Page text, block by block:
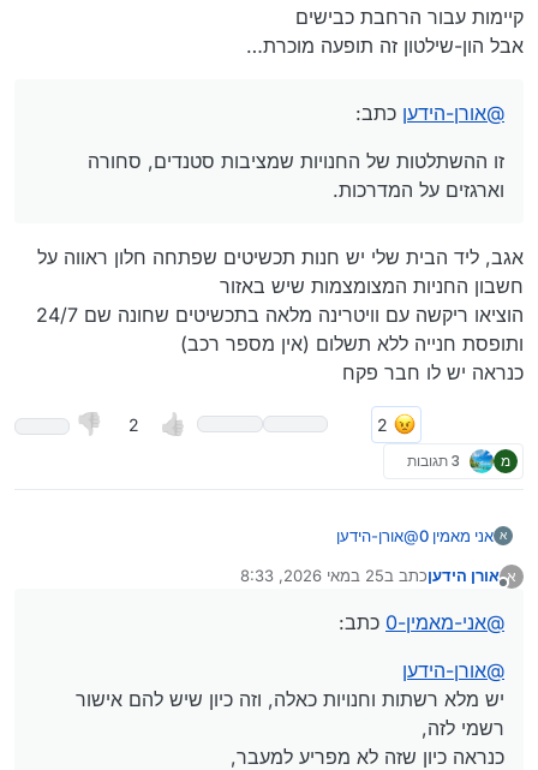
קיימות עבור הרחבת כבישים
אבל הון-שילטון זה תופעה מוכרת…
@אורן-הידען כתב:
זו ההשתלטות של החנויות שמציבות סטנדים, סחורה
וארגזים על המדרכות.
אגב, ליד הבית שלי יש חנות תכשיטים שפתחה חלון ראווה על
חשבון החניות המצומצמות שיש באזור
הוציאו ריקשה עם וויטרינה מלאה בתכשיטים שחונה שם 24/7
ותופסת חנייה ללא תשלום (אין מספר רכב)
כנראה יש לו חבר פקח
מ 3 תגובות
2
א אני מאמין 0 @אורן-הידען
לזה,
אחרת הם יקבלו ע"ז דו"ח, כמו שראיתי שנתנו לנתיב החסד
א אורן הידעןכתב ב25 במאי 2026, 8:33
נערך לאחרונה על ידי
@אני-מאמין-0
כתב:
@אורן-הידען
יש מלא רשתות וחנויות כאלה, וזה כיון שיש להם אישור
רשמי לזה,
כנראה כיון שזה לא מפריע למעבר,